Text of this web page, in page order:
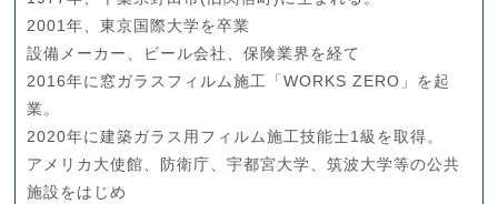
2001年、東京国際大学を卒業
設備メーカー、ビール会社、保険業界を経て
2016年に窓ガラスフィルム施工「WORKS ZERO」を起
業。
2020年に建築ガラス用フィルム施工技能士1級を取得。
アメリカ大使館、防衛庁、宇都宮大学、筑波大学等の公共
施設をはじめ